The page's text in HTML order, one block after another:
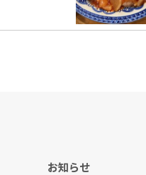
お知らせ